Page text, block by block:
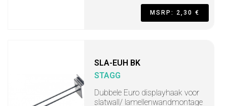
MSRP: 2,30 €
SLA-EUH BK
STAGG
Dubbele Euro displayhaak voor
slatwall/ lamellenwandmontage